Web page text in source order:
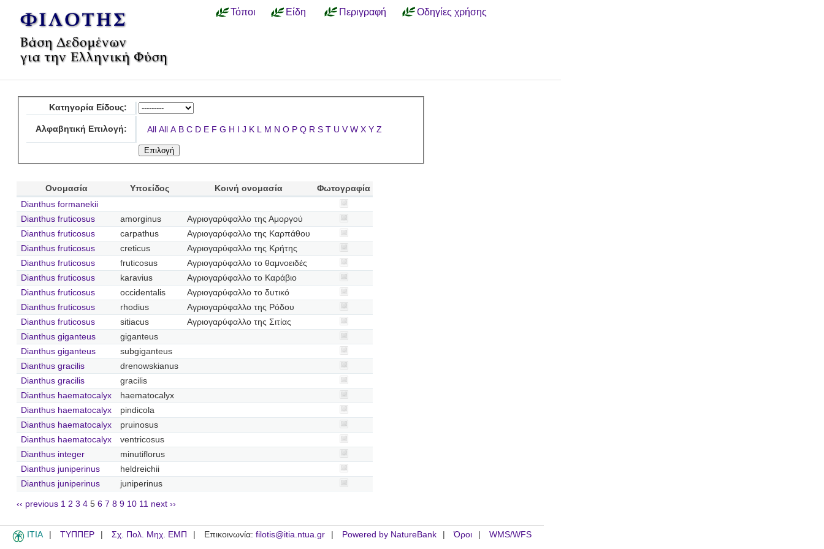
Τόποι Είδη Περιγραφή Οδηγίες χρήσης
Κατηγορία Είδους:
Αλφαβητική Επιλογή: All All A B C D E F G H I J K L M N O P Q R S T U V W X Y Z
Ονομασία Υποείδος Κοινή ονομασία
Φωτογραφία
Dianthus formanekii
Dianthus fruticosus
amorginus
Αγριογαρύφαλλο της Αμοργού
Dianthus fruticosus
carpathus
Αγριογαρύφαλλο της Καρπάθου
Dianthus fruticosus
creticus
Αγριογαρύφαλλο της Κρήτης
Dianthus fruticosus
fruticosus
Αγριογαρύφαλλο το θαμνοειδές
Dianthus fruticosus
karavius
Αγριογαρύφαλλο το Καράβιο
Dianthus fruticosus
occidentalis
Αγριογαρύφαλλο το δυτικό
Dianthus fruticosus
rhodius
Αγριογαρύφαλλο της Ρόδου
Dianthus fruticosus
sitiacus
Αγριογαρύφαλλο της Σιτίας
Dianthus giganteus
giganteus
Dianthus giganteus
subgiganteus
Dianthus gracilis
drenowskianus
Dianthus gracilis
gracilis
Dianthus haematocalyx
haematocalyx
Dianthus haematocalyx
pindicola
Dianthus haematocalyx
pruinosus
Dianthus haematocalyx
ventricosus
Dianthus integer
minutiflorus
Dianthus juniperinus
heldreichii
Dianthus juniperinus
juniperinus
‹‹ previous 1 2 3 4 5 6 7 8 9 10 11 next ››
ITIA ΤΥΠΠΕΡ Σχ. Πολ. Μηχ. ΕΜΠ Επικοινωνία: filotis@itia.ntua.gr Powered by NatureBank Όροι WMS/WFS